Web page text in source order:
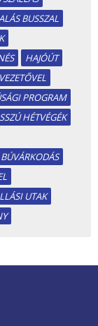
BUSSZAL
HAJÓÚT
PROGRAM
HÉTVÉGÉK
BÚVÁRKODÁS
UTAK